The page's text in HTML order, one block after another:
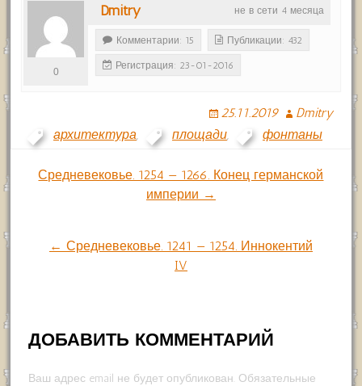
не в сети 4 месяца
Dmitry
0
Комментарии: 15 Публикации: 432
Регистрация: 23-01-2016
25.11.2019
Dmitry
архитектура
площади, фонтаны
Навигация
записям
Средневековье. 1254 — 1266. Конец германской
империи →
← Средневековье. 1241 — 1254. Иннокентий
IV
ДОБАВИТЬ КОММЕНТАРИЙ
Ваш адрес email не будет опубликован. Обязательные